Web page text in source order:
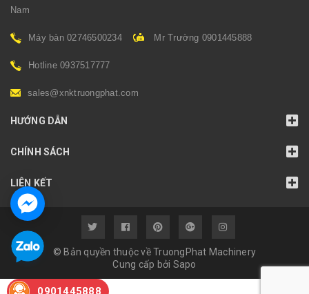
Nam
Máy bàn 02746500234 Mr Trường 0901445888
Hotline 0937517777
sales@xnktruongphat.com
HƯỚNG DẪN
CHÍNH SÁCH
LIÊN KẾT
© Bản quyền thuộc về TruongPhat Machinery
Cung cấp bởi Sapo
0901445888